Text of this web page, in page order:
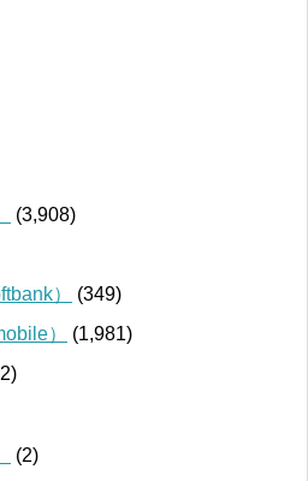
(3,908)
）
(349)
）
(1,981)
(2)